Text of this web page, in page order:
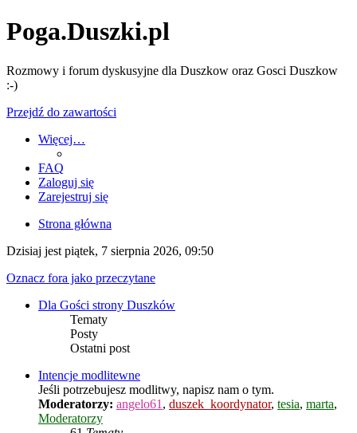
Poga.Duszki.pl
Rozmowy i forum dyskusyjne dla Duszkow oraz Gosci Duszkow
:-)
Przejdź do zawartości
Więcej…
FAQ
Zaloguj się
Zarejestruj się
Strona główna
Dzisiaj jest piątek, 7 sierpnia 2026, 09:50
Oznacz fora jako przeczytane
Dla Gości strony Duszków
Tematy
Posty
Ostatni post
Intencje modlitewne
Jeśli potrzebujesz modlitwy, napisz nam o tym.
Moderatorzy: angelo61 , duszek_koordynator, tesia, marta,
Moderatorzy